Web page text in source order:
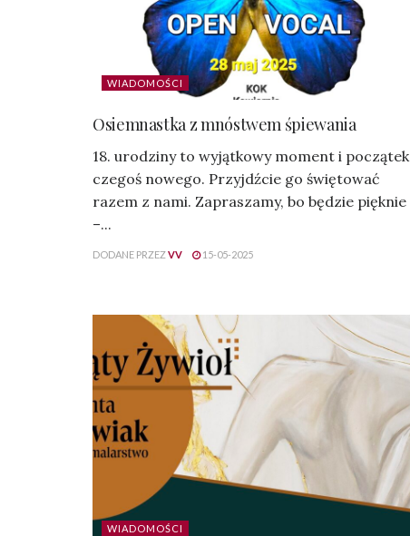
WIADOMOŚCI
Osiemnastka z mnóstwem śpiewania
18. urodziny to wyjątkowy moment i początek
czegoś nowego. Przyjdźcie go świętować
razem z nami. Zapraszamy, bo będzie pięknie
–...
DODANE PRZEZVV 15-05-2025
WIADOMOŚCI